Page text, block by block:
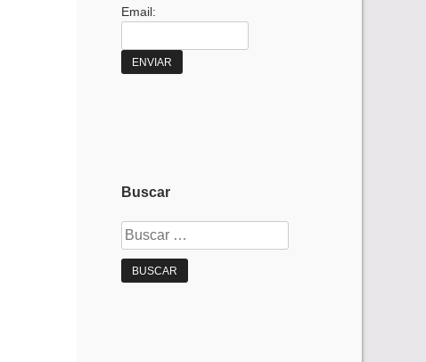
Email:
Buscar
Buscar: